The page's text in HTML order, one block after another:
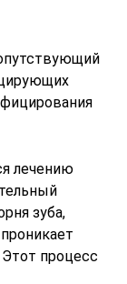
лечению
зуба,
процесс